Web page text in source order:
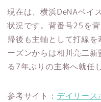
現在は、横浜DeNAベイ
状況です。背番号25を
帰後も主軸として打線
ーズンからは相川亮二
る7年ぶりの主将へ就任
参考サイト： デイリース